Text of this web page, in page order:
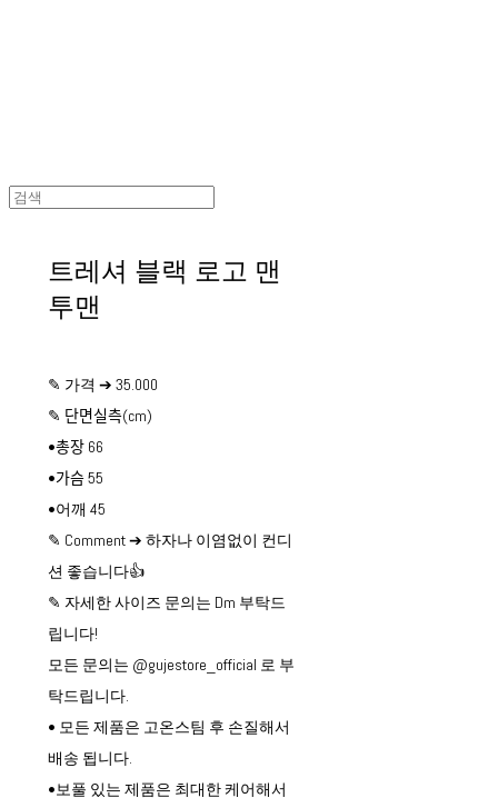
트레셔 블랙 로고 맨
투맨
✎ 가격 ➔ 35.000
✎ 단면실측(cm)
•총장 66
•가슴 55
•어깨 45
✎ Comment ➔ 하자나 이염없이 컨디
션 좋습니다👍
✎ 자세한 사이즈 문의는 Dm 부탁드
립니다!
모든 문의는 @gujestore_official 로 부
탁드립니다.
• 모든 제품은 고온스팀 후 손질해서
배송 됩니다.
•보풀 있는 제품은 최대한 케어해서